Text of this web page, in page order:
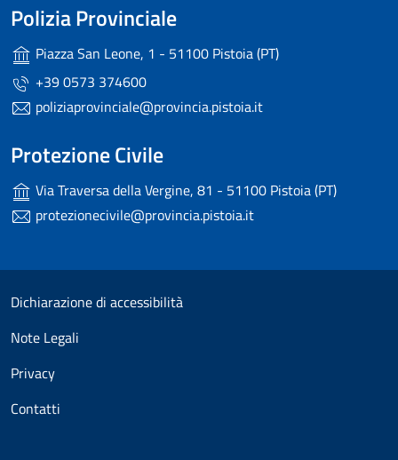
Polizia Provinciale
Piazza San Leone, 1 - 51100 Pistoia (PT)
+39 0573 374600
poliziaprovinciale@provincia.pistoia.it
Protezione Civile
Via Traversa della Vergine, 81 - 51100 Pistoia (PT)
protezionecivile@provincia.pistoia.it
Small prints
Useful links section
Dichiarazione di accessibilità
Note Legali
Privacy
Contatti